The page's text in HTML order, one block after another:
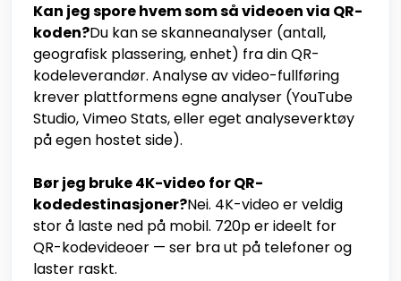
Kan jeg spore hvem som så videoen via QR-
koden?Du kan se skanneanalyser (antall,
geografisk plassering, enhet) fra din QR-
kodeleverandør. Analyse av video-fullføring
krever plattformens egne analyser (YouTube
Studio, Vimeo Stats, eller eget analyseverktøy
på egen hostet side).
Bør jeg bruke 4K-video for QR-
kodedestinasjoner?Nei. 4K-video er veldig
stor å laste ned på mobil. 720p er ideelt for
QR-kodevideoer — ser bra ut på telefoner og
laster raskt.